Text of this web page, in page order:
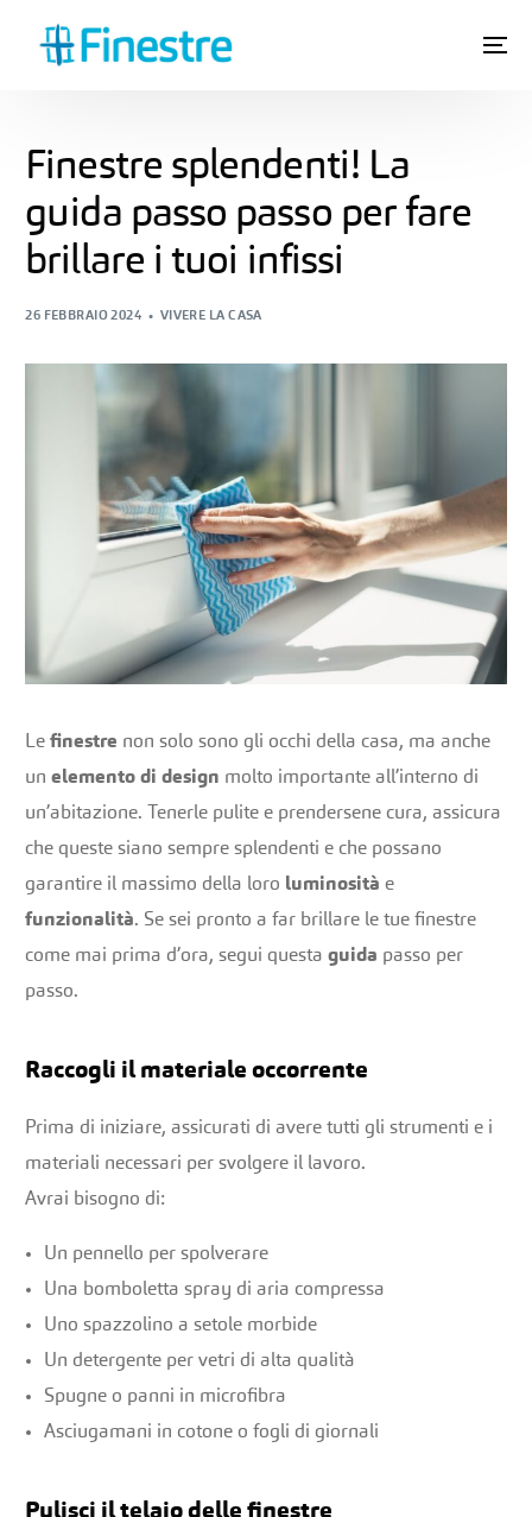
Finestre splendenti! La
guida passo passo per fare
brillare i tuoi infissi
26 FEBBRAIO 2024 VIVERE LA CASA
Lefinestre non solo sono gli occhi della casa, ma anche
unelemento di design molto importante all’interno di
un’abitazione. Tenerle pulite e prendersene cura, assicura
che queste siano sempre splendenti e che possano
garantire il massimo della loro luminosità e
funzionalità. Se sei pronto a far brillare le tue finestre
come mai prima d’ora, segui questaguida passo per
passo.
Raccogli il materiale occorrente
Prima di iniziare, assicurati di avere tutti gli strumenti e i
materiali necessari per svolgere il lavoro.
Avrai bisogno di:
Un pennello per spolverare
Una bomboletta spray di aria compressa
Uno spazzolino a setole morbide
Un detergente per vetri di alta qualità
Spugne o panni in microfibra
Asciugamani in cotone o fogli di giornali
Pulisci il telaio delle finestre